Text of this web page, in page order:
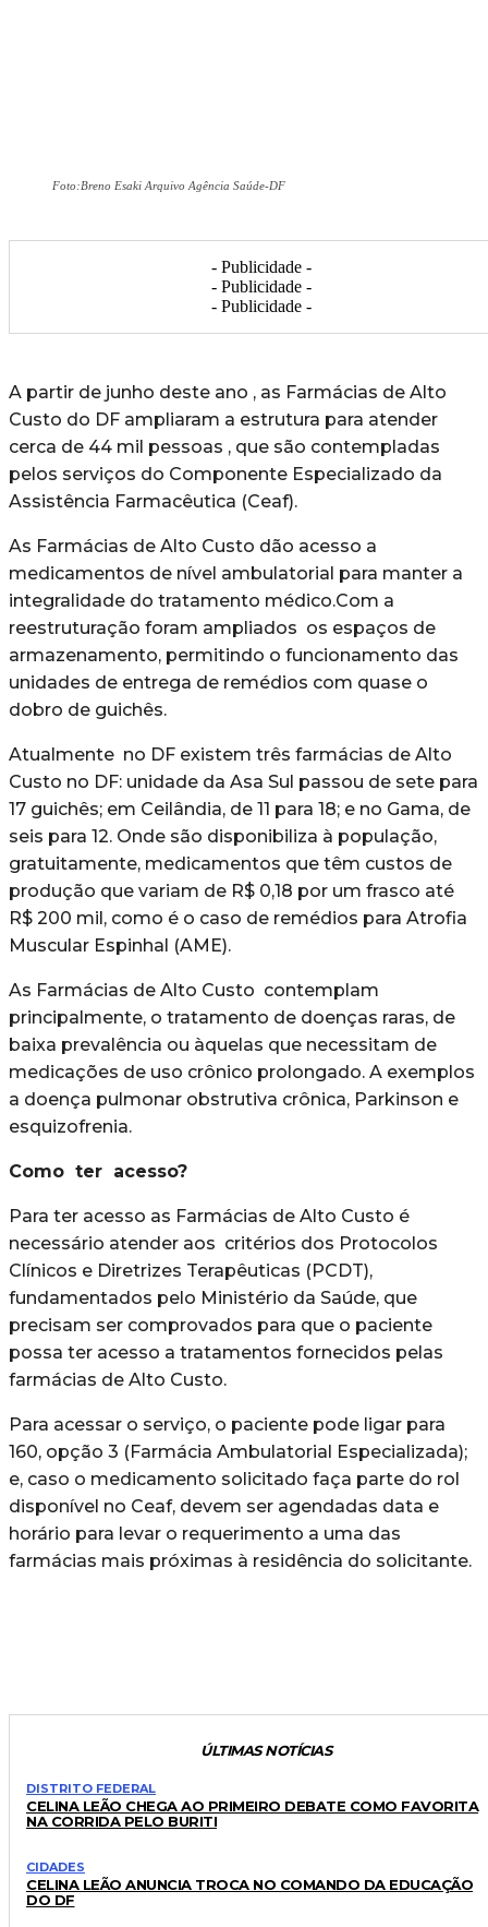
Foto:Breno Esaki Arquivo Agência Saúde-DF
- Publicidade -
- Publicidade -
- Publicidade -
A partir de junho deste ano , as Farmácias de Alto
Custo do DF ampliaram a estrutura para atender
cerca de 44 mil pessoas , que são contempladas
pelos serviços do Componente Especializado da
Assistência Farmacêutica (Ceaf).
As Farmácias de Alto Custo dão acesso a
medicamentos de nível ambulatorial para manter a
integralidade do tratamento médico.Com a
reestruturação foram ampliados os espaços de
armazenamento, permitindo o funcionamento das
unidades de entrega de remédios com quase o
dobro de guichês.
Atualmente no DF existem três farmácias de Alto
Custo no DF: unidade da Asa Sul passou de sete para
17 guichês; em Ceilândia, de 11 para 18; e no Gama, de
seis para 12. Onde são disponibiliza à população,
gratuitamente, medicamentos que têm custos de
produção que variam de R$ 0,18 por um frasco até
R$ 200 mil, como é o caso de remédios para Atrofia
Muscular Espinhal (AME).
As Farmácias de Alto Custo contemplam
principalmente, o tratamento de doenças raras, de
baixa prevalência ou àquelas que necessitam de
medicações de uso crônico prolongado. A exemplos
a doença pulmonar obstrutiva crônica, Parkinson e
esquizofrenia.
Como ter acesso?
Para ter acesso as Farmácias de Alto Custo é
necessário atender aos critérios dos Protocolos
Clínicos e Diretrizes Terapêuticas (PCDT),
fundamentados pelo Ministério da Saúde, que
precisam ser comprovados para que o paciente
possa ter acesso a tratamentos fornecidos pelas
farmácias de Alto Custo.
Para acessar o serviço, o paciente pode ligar para
160, opção 3 (Farmácia Ambulatorial Especializada);
e, caso o medicamento solicitado faça parte do rol
disponível no Ceaf, devem ser agendadas data e
horário para levar o requerimento a uma das
farmácias mais próximas à residência do solicitante.
ÚLTIMAS NOTÍCIAS
DISTRITO FEDERAL
CELINA LEÃO CHEGA AO PRIMEIRO DEBATE COMO FAVORITA
NA CORRIDA PELO BURITI
CIDADES
CELINA LEÃO ANUNCIA TROCA NO COMANDO DA EDUCAÇÃO
DO DF